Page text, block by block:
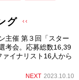
グ
主催 第３回「スター
考会。応募総数16,39
イナリスト16人から
NEXT 2023.10.10